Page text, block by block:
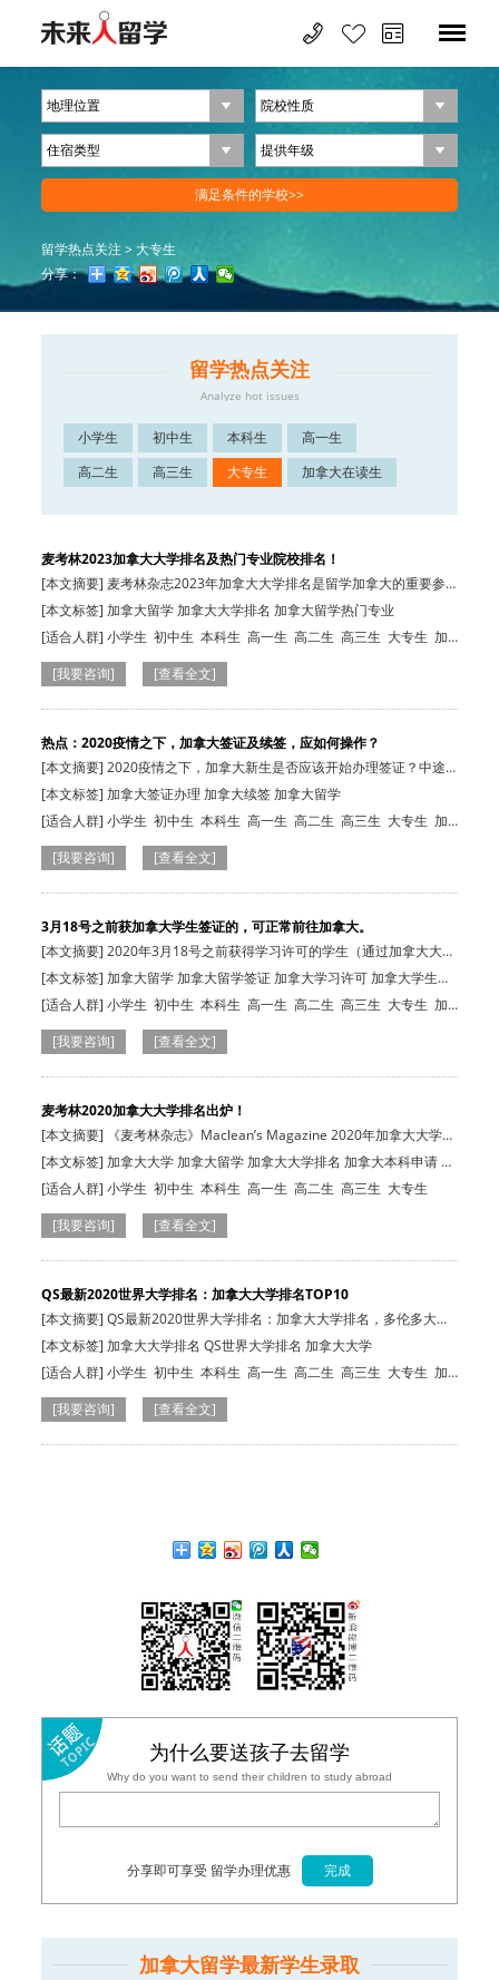
留学热点关注 >大专生
分享：
留学热点关注
Analyze hot issues
小学生 初中生 本科生
高一生
高二生
高三生 大专生 加拿大在读生
麦考林2023加拿大大学排名及热门专业院校排名！
[本文摘要] 麦考林杂志2023年加拿大大学排名是留学加拿大的重要参
考，具体排名…
[本文标签] 加拿大留学 加拿大大学排名 加拿大留学热门专业
[适合人群] 小学生 初中生 本科生 高一生 高二生 高三生 大专生 加
拿大在读生
[我要咨询] [查看全文]
热点：2020疫情之下，加拿大签证及续签，应如何操作？
[本文摘要] 2020疫情之下，加拿大新生是否应该开始办理签证？中途
回国的留学生…
[本文标签] 加拿大签证办理 加拿大续签 加拿大留学
[适合人群] 小学生 初中生 本科生 高一生 高二生 高三生 大专生 加
拿大在读生
[我要咨询] [查看全文]
3月18号之前获加拿大学生签证的，可正常前往加拿大。
[本文摘要] 2020年3月18号之前获得学习许可的学生（通过加拿大大签
的学生），…
[本文标签] 加拿大留学 加拿大留学签证 加拿大学习许可 加拿大学生签
证
[适合人群] 小学生 初中生 本科生 高一生 高二生 高三生 大专生 加
拿大在读生
[我要咨询] [查看全文]
麦考林2020加拿大大学排名出炉！
[本文摘要] 《麦考林杂志》Maclean’s Magazine 2020年加拿大大学排
名新鲜出炉…
[本文标签] 加拿大大学 加拿大留学 加拿大大学排名 加拿大本科申请 加
拿大硕士申请
[适合人群] 小学生 初中生 本科生 高一生 高二生 高三生 大专生
[我要咨询]
[查看全文]
QS最新2020世界大学排名：加拿大大学排名TOP10
[本文摘要] QS最新2020世界大学排名：加拿大大学排名，多伦多大
学、麦吉尔大学…
[本文标签] 加拿大大学排名 QS世界大学排名 加拿大大学
[适合人群] 小学生 初中生 本科生 高一生 高二生 高三生 大专生 加
拿大在读生
[我要咨询] [查看全文]
为什么要送孩子去留学
Why do you want to send their children to study abroad
分享即可享受 留学办理优惠
加拿大留学最新学生录取